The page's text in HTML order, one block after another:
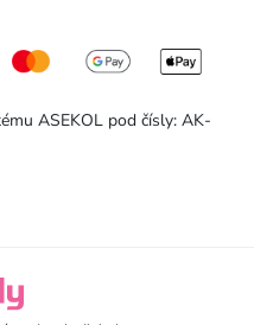
ASEKOL pod čísly: AK-
- Logo